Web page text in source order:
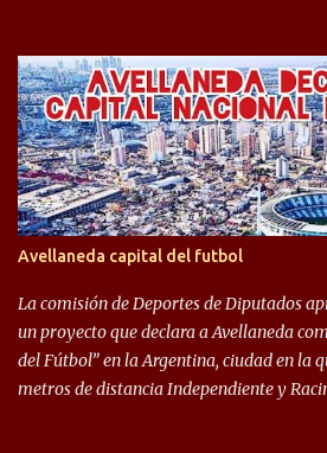
campeonato del '83 año consagratorio
haber mandado al descenso a su eterno
1983 es una fecha que pocos hinchas de
dejar en el olvido. Es que ese día, el
0, se consagró campeón y, además,
rival. El clásico de Avellaneda marcó el
algo totalmente inusual para estas
permite encuentros de riesgo sobre el
década del ochenta y con una
Avellaneda capital del futbol
La comisión de Deportes de Diputados
un proyecto que declara a Avellaneda
del Fútbol” en la Argentina, ciudad en la
metros de distancia Independiente y